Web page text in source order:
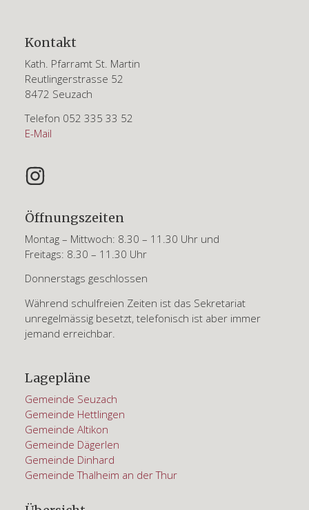
Kontakt
Kath. Pfarramt St. Martin
Reutlingerstrasse 52
8472 Seuzach
Telefon 052 335 33 52
E-Mail
Öffnungszeiten
Montag – Mittwoch: 8.30 – 11.30 Uhr und
Freitags: 8.30 – 11.30 Uhr
Donnerstags geschlossen
Während schulfreien Zeiten ist das Sekretariat
unregelmässig besetzt, telefonisch ist aber immer
jemand erreichbar.
Lagepläne
Gemeinde Seuzach
Gemeinde Hettlingen
Gemeinde Altikon
Gemeinde Dägerlen
Gemeinde Dinhard
Gemeinde Thalheim an der Thur